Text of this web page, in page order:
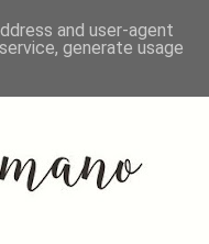
and user-agent
generate usage